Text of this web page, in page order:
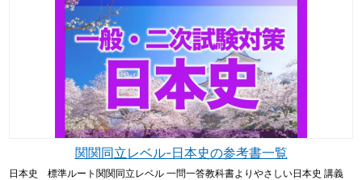
関関同立レベル-日本史の参考書一覧
日本史 標準ルート関関同立レベル 一問一答教科書よりやさしい日本史 講義